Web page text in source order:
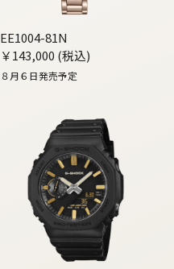
EE1004-81N
￥143,000 (税込)
８月６日発売予定